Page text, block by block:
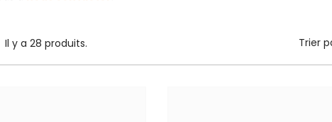
Il y a 28 produits. Trier